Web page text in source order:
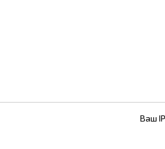
Ваш